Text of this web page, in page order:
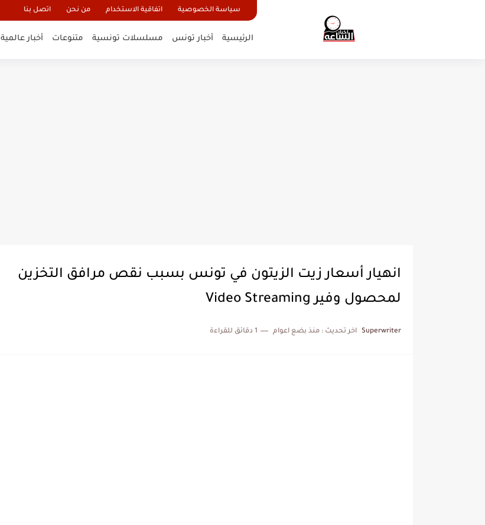
سياسة الخصوصية اتفاقية الاستخدام من نحن اتصل بنا
الرئيسية أخبار تونس مسلسلات تونسية متنوعات أخبار عالمية
انهيار أسعار زيت الزيتون في تونس بسبب نقص مرافق التخزين
لمحصول وفير Video Streaming
Superwriter اخر تحديث : منذ بضع اعوام 1 دقائق للقراءة